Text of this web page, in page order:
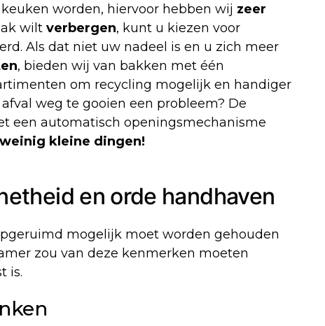
worden, hiervoor hebben wij zeer
wilt verbergen, kunt u kiezen voor
Als dat niet uw nadeel is en u zich meer
, bieden wij van bakken met één
om recycling mogelijk en handiger
weg te gooien een probleem? De
een automatisch openingsmechanisme
kleine dingen!
en orde handhaven
mogelijk moet worden gehouden
zou van deze kenmerken moeten
is.